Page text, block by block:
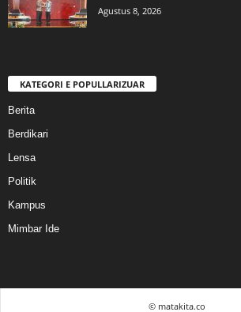
Agustus 8, 2026
KATEGORI E POPULLARIZUAR
Berita
Berdikari
Lensa
Politik
Kampus
Mimbar Ide
© matakita.co